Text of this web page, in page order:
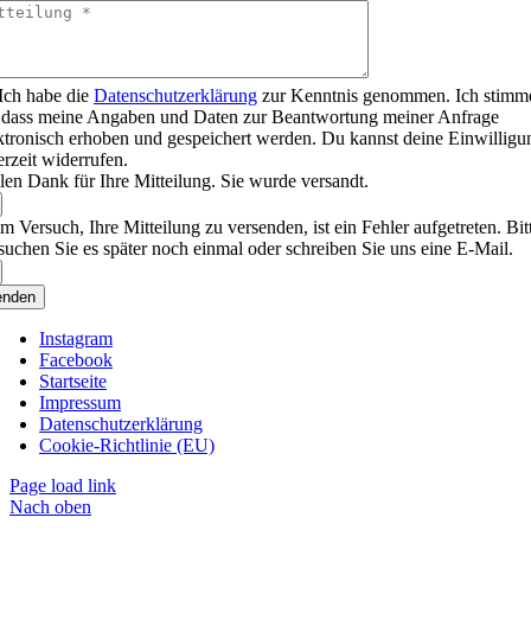
habe die Datenschutzerklärung zur Kenntnis genommen. Ich
meine Angaben und Daten zur Beantwortung meiner Anfrage
erhoben und gespeichert werden. Du kannst deine
widerrufen.
Dank für Ihre Mitteilung. Sie wurde versandt.
Versuch, Ihre Mitteilung zu versenden, ist ein Fehler aufgetreten.
Sie es später noch einmal oder schreiben Sie uns eine E-Mail.
Instagram
Facebook
Startseite
Impressum
Datenschutzerklärung
Cookie-Richtlinie (EU)
Page load link
Nach oben